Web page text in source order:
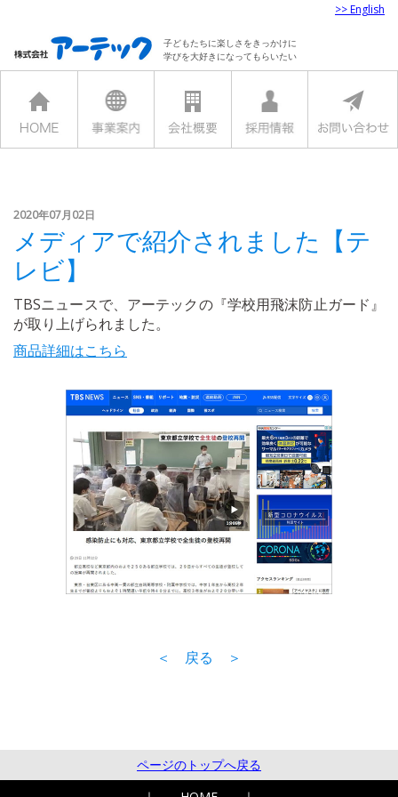
>> English
子どもたちに楽しさをきっかけに
学びを大好きになってもらいたい
2020年07月02日
メディアで紹介されました【テ
レビ】
TBSニュースで、アーテックの『学校用飛沫防止ガード』
が取り上げられました。
商品詳細はこちら
＜ 戻る ＞
ページのトップへ戻る